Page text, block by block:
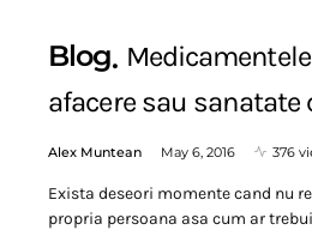
Blog
afacere sau sanatate
Alex Muntean May 6, 2016 376
Exista deseori momente cand nu
propria persoana asa cum ar